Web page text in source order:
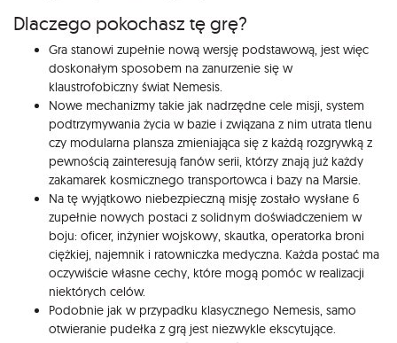
Dlaczego pokochasz tę grę?
Gra stanowi zupełnie nową wersję podstawową, jest więc
doskonałym sposobem na zanurzenie się w
klaustrofobiczny świat Nemesis.
Nowe mechanizmy takie jak nadrzędne cele misji, system
podtrzymywania życia w bazie i związana z nim utrata tlenu
czy modularna plansza zmieniająca się z każdą rozgrywką z
pewnością zainteresują fanów serii, którzy znają już każdy
zakamarek kosmicznego transportowca i bazy na Marsie.
Na tę wyjątkowo niebezpieczną misję zostało wysłane 6
zupełnie nowych postaci z solidnym doświadczeniem w
boju: oficer, inżynier wojskowy, skautka, operatorka broni
ciężkiej, najemnik i ratowniczka medyczna. Każda postać ma
oczywiście własne cechy, które mogą pomóc w realizacji
niektórych celów.
Podobnie jak w przypadku klasycznego Nemesis, samo
otwieranie pudełka z grą jest niezwykle ekscytujące.